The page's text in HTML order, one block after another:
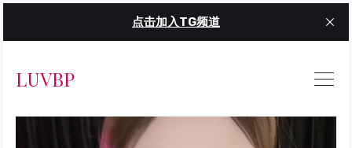
点击加入TG频道
LUVBP